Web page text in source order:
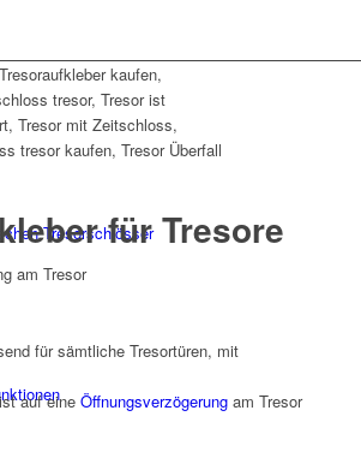
Tresorschlösserfür Tresore
am Tresor
für sämtliche Tresortüren, mit
auf eine Öffnungsverzögerungam Tresor